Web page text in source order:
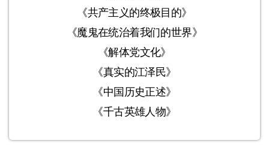
《共产主义的终极目的》
《魔鬼在统治着我们的世界》
《解体党文化》
《真实的江泽民》
《中国历史正述》
《千古英雄人物》